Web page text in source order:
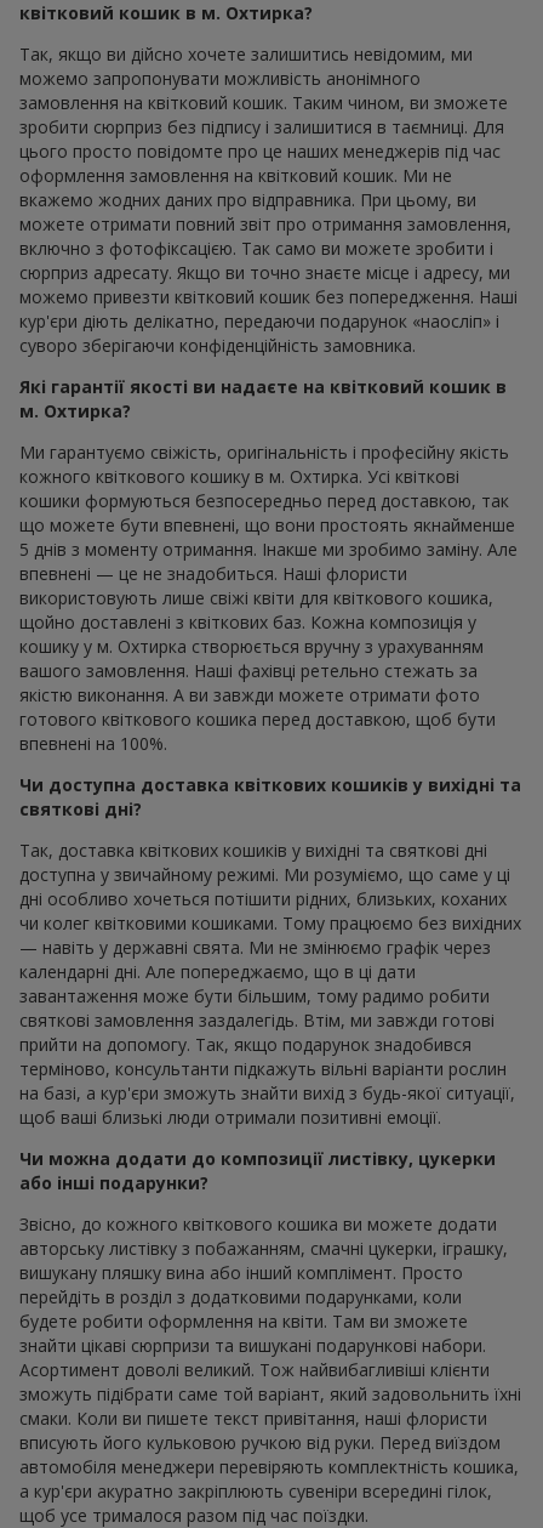
квітковий кошик в м. Охтирка?
Так, якщо ви дійсно хочете залишитись невідомим, ми
можемо запропонувати можливість анонімного
замовлення на квітковий кошик. Таким чином, ви зможете
зробити сюрприз без підпису і залишитися в таємниці. Для
цього просто повідомте про це наших менеджерів під час
оформлення замовлення на квітковий кошик. Ми не
вкажемо жодних даних про відправника. При цьому, ви
можете отримати повний звіт про отримання замовлення,
включно з фотофіксацією. Так само ви можете зробити і
сюрприз адресату. Якщо ви точно знаєте місце і адресу, ми
можемо привезти квітковий кошик без попередження. Наші
кур'єри діють делікатно, передаючи подарунок «наосліп» і
суворо зберігаючи конфіденційність замовника.
Які гарантії якості ви надаєте на квітковий кошик в
м. Охтирка?
Ми гарантуємо свіжість, оригінальність і професійну якість
кожного квіткового кошику в м. Охтирка. Усі квіткові
кошики формуються безпосередньо перед доставкою, так
що можете бути впевнені, що вони простоять якнайменше
5 днів з моменту отримання. Інакше ми зробимо заміну. Але
впевнені — це не знадобиться. Наші флористи
використовують лише свіжі квіти для квіткового кошика,
щойно доставлені з квіткових баз. Кожна композиція у
кошику у м. Охтирка створюється вручну з урахуванням
вашого замовлення. Наші фахівці ретельно стежать за
якістю виконання. А ви завжди можете отримати фото
готового квіткового кошика перед доставкою, щоб бути
впевнені на 100%.
Чи доступна доставка квіткових кошиків у вихідні та
святкові дні?
Так, доставка квіткових кошиків у вихідні та святкові дні
доступна у звичайному режимі. Ми розуміємо, що саме у ці
дні особливо хочеться потішити рідних, близьких, коханих
чи колег квітковими кошиками. Тому працюємо без вихідних
— навіть у державні свята. Ми не змінюємо графік через
календарні дні. Але попереджаємо, що в ці дати
завантаження може бути більшим, тому радимо робити
святкові замовлення заздалегідь. Втім, ми завжди готові
прийти на допомогу. Так, якщо подарунок знадобився
терміново, консультанти підкажуть вільні варіанти рослин
на базі, а кур'єри зможуть знайти вихід з будь-якої ситуації,
щоб ваші близькі люди отримали позитивні емоції.
Чи можна додати до композиції листівку, цукерки
або інші подарунки?
Звісно, до кожного квіткового кошика ви можете додати
авторську листівку з побажанням, смачні цукерки, іграшку,
вишукану пляшку вина або інший комплімент. Просто
перейдіть в розділ з додатковими подарунками, коли
будете робити оформлення на квіти. Там ви зможете
знайти цікаві сюрпризи та вишукані подарункові набори.
Асортимент доволі великий. Тож найвибагливіші клієнти
зможуть підібрати саме той варіант, який задовольнить їхні
смаки. Коли ви пишете текст привітання, наші флористи
вписують його кульковою ручкою від руки. Перед виїздом
автомобіля менеджери перевіряють комплектність кошика,
а кур'єри акуратно закріплюють сувеніри всередині гілок,
щоб усе трималося разом під час поїздки.